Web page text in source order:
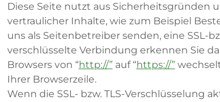
Diese Seite nutzt aus Sicherheitsgründen
vertraulicher Inhalte, wie zum Beispiel
uns als Seitenbetreiber senden, eine SSL-
verschlüsselte Verbindung erkennen Sie
Browsers von “http://”auf “https://”
Ihrer Browserzeile.
Wenn die SSL- bzw. TLS-Verschlüsselung